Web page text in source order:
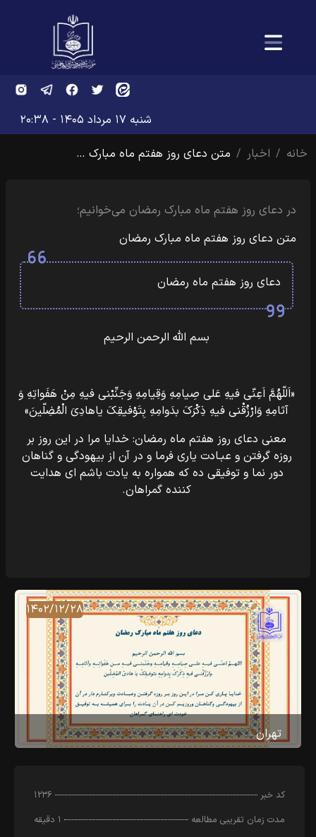
شنبه ۱۷ مرداد ۱۴۰۵ - ۲۰:۳۸
خانه
اخبار متن دعای روز هفتم ماه مبارک …
در دعای روز هفتم ماه مبارک رمضان می‌خوانیم؛
متن دعای روز هفتم ماه مبارک رمضان
دعای روز هفتم ماه رمضان
بسم الله الرحمن الرحیم
«اَللّهُمَّ اَعِنّى فیهِ عَلى صِیامِهِ وَقِیامِهِ وَجَنِّبْنى فیهِ مِنْ هَفَواتِهِ وَ
آثامِهِ وَارْزُقْنى فیهِ ذِکْرَکَ بدَوامِهِ بِتَوْفیقِکَ یا‌هادِىَ الْمُضِلّینَ»
معنی دعای روز هفتم ماه رمضان: خدایا مرا در این روز بر
روزه گرفتن و عبـادت یاری فرما و در آن از بیهودگى و گناهان
دور نما و توفیقی ده که همواره به یادت باشم ای هدایت
کننده گمراهان.
۱۴۰۲/۱۲/۲۸
تهران
کد خبر
۱۲۳۶
مدت زمان تقریبی مطالعه
۱ دقیقه